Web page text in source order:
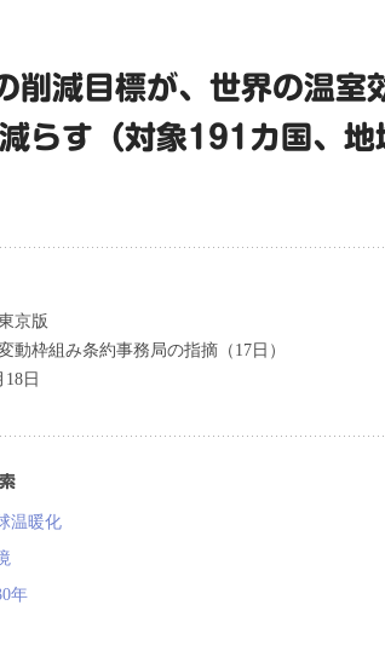
削減目標が、世界の温
らす（対象191カ国、
京版
動枠組み条約事務局の指摘（17日）
18日
温暖化
年